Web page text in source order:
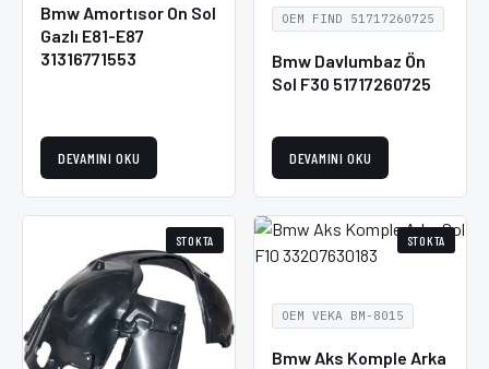
Bmw Amortısor On Sol
Gazlı E81-E87
31316771553
DEVAMINI OKU
OEM FIND 51717260725
Bmw Davlumbaz Ön
Sol F30 51717260725
DEVAMINI OKU
STOKTA STOKTA
OEM VEKA BM-8015
Bmw Aks Komple Arka